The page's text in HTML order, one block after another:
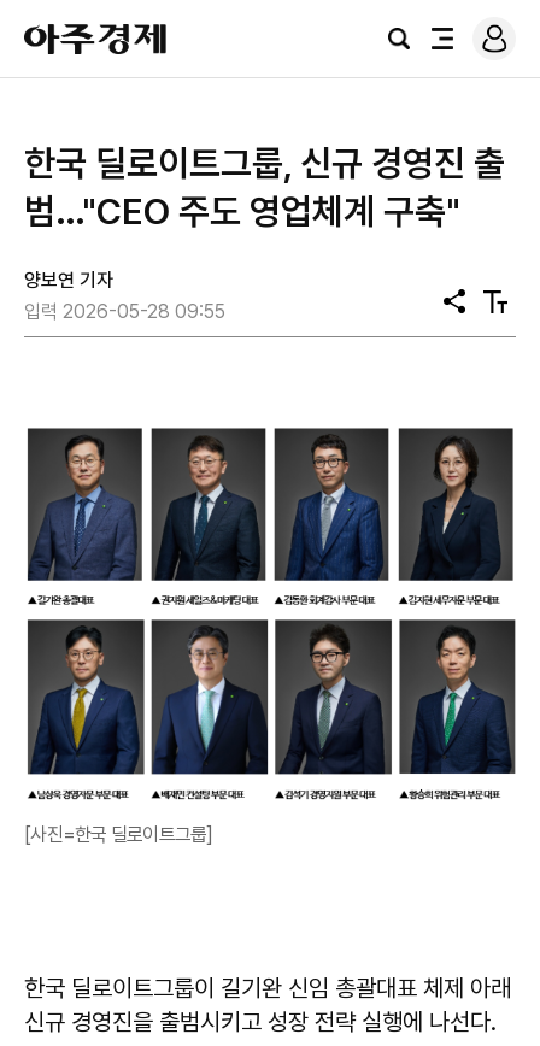
아
주
경
검
전
로
그
한국 딜로이트그룹, 신규 경영진 출
범…"CEO 주도 영업체계 구축"
양보연 기자
입력 2026-05-28 09:55
공
유
텍
스
[사진=한국 딜로이트그룹]
한국 딜로이트그룹이 길기완 신임 총괄대표 체제 아래
신규 경영진을 출범시키고 성장 전략 실행에 나선다.